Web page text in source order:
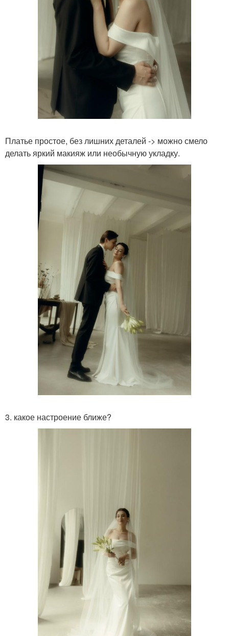
Платье простое, без лишних деталей -> можно смело
делать яркий макияж или необычную укладку.
3. какое настроение ближе?